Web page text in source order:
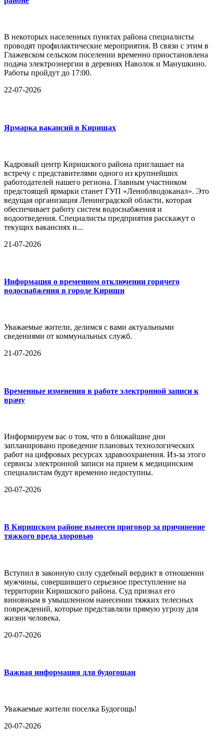
В некоторых населенных пунктах района специалисты
проводят профилактические мероприятия. В связи с этим в
Глажевском сельском поселении временно приостановлена
подача электроэнергии в деревнях Наволок и Манушкино.
Работы пройдут до 17:00.
22-07-2026
Ярмарка вакансий в Киришах
Кадровый центр Киришского района приглашает на
встречу с представителями одного из крупнейших
работодателей нашего региона. Главным участником
предстоящей ярмарки станет ГУП «Леноблводоканал». Это
ведущая организация Ленинградской области, которая
обеспечивает работу систем водоснабжения и
водоотведения. Специалисты предприятия расскажут о
текущих вакансиях и...
21-07-2026
Информация о временном отключении горячего
водоснабжения в городе Кириши
Уважаемые жители, делимся с вами актуальными
сведениями от коммунальных служб.
21-07-2026
Временные изменения в работе электронной записи к
врачу
Информируем вас о том, что в ближайшие дни
запланировано проведение плановых технологических
работ на цифровых ресурсах здравоохранения. Из-за этого
сервисы электронной записи на прием к медицинским
специалистам будут временно недоступны.
20-07-2026
В Киришском районе вынесен приговор за причинение
тяжкого вреда здоровью
Вступил в законную силу судебный вердикт в отношении
мужчины, совершившего серьезное преступление на
территории Киришского района. Суд признал его
виновным в умышленном нанесении тяжких телесных
повреждений, которые представляли прямую угрозу для
жизни человека.
20-07-2026
Важная информация для будогощан
Уважаемые жители поселка Будогощь!
20-07-2026